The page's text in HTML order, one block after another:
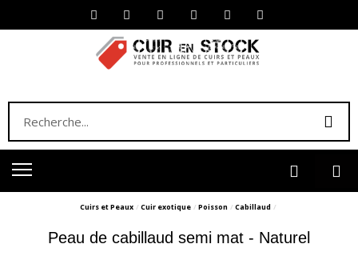
Cuirs et Peaux Cuir exotique Poisson Cabillaud
Peau de cabillaud semi mat - Naturel